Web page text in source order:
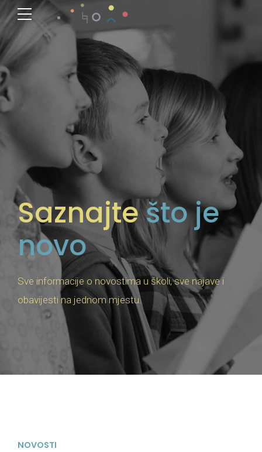
Saznajtešto je
novo
Sve informacije o novostima u školi, sve najave i
obavijesti na jednom mjestu.
NOVOSTI